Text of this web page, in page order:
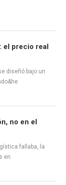
el precio real
diseñó bajo un
no en el
fallaba, la
en